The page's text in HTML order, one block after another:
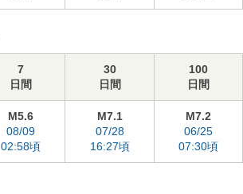
7
日間
30
日間
100
日間
M5.6
08/09
02:58頃
M7.1
07/28
16:27頃
M7.2
06/25
07:30頃